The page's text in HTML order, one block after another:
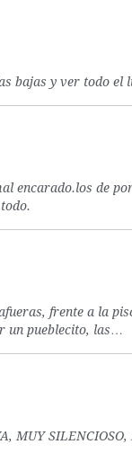
bajas y ver todo el
encarado.los de
frente a la
un pueblecito, las…
MUY SILENCIOSO,